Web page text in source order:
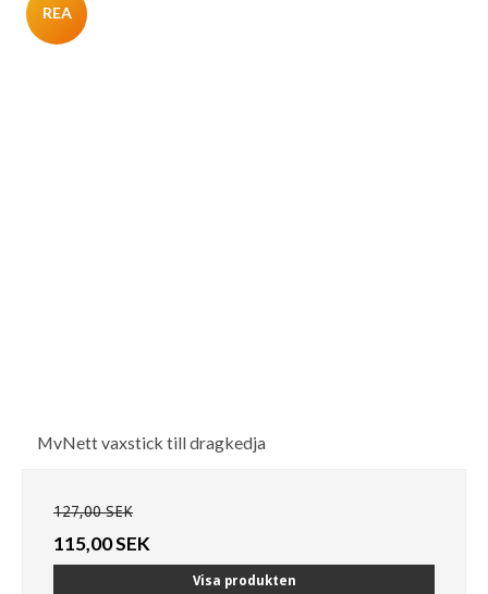
REA
MvNett vaxstick till dragkedja
127,00 SEK
115,00 SEK
Visa produkten